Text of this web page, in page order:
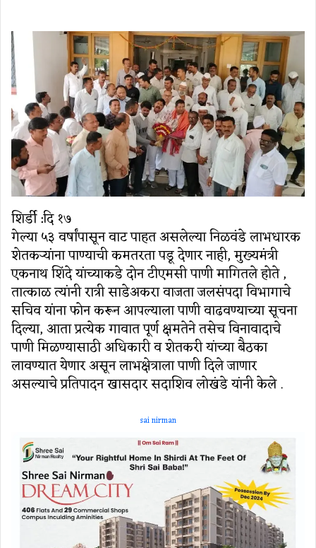
शिर्डी :दि १७
गेल्या ५३ वर्षांपासून वाट पाहत असलेल्या निळवंडे लाभधारक
शेतकऱ्यांना पाण्याची कमतरता पडू देणार नाही, मुख्यमंत्री
एकनाथ शिंदे यांच्याकडे दोन टीएमसी पाणी मागितले होते ,
तात्काळ त्यांनी रात्री साडेअकरा वाजता जलसंपदा विभागाचे
सचिव यांना फोन करून आपल्याला पाणी वाढवण्याच्या सूचना
दिल्या, आता प्रत्येक गावात पूर्ण क्षमतेने तसेच विनावादाचे
पाणी मिळण्यासाठी अधिकारी व शेतकरी यांच्या बैठका
लावण्यात येणार असून लाभक्षेत्राला पाणी दिले जाणार
असल्याचे प्रतिपादन खासदार सदाशिव लोखंडे यांनी केले .
sai nirman